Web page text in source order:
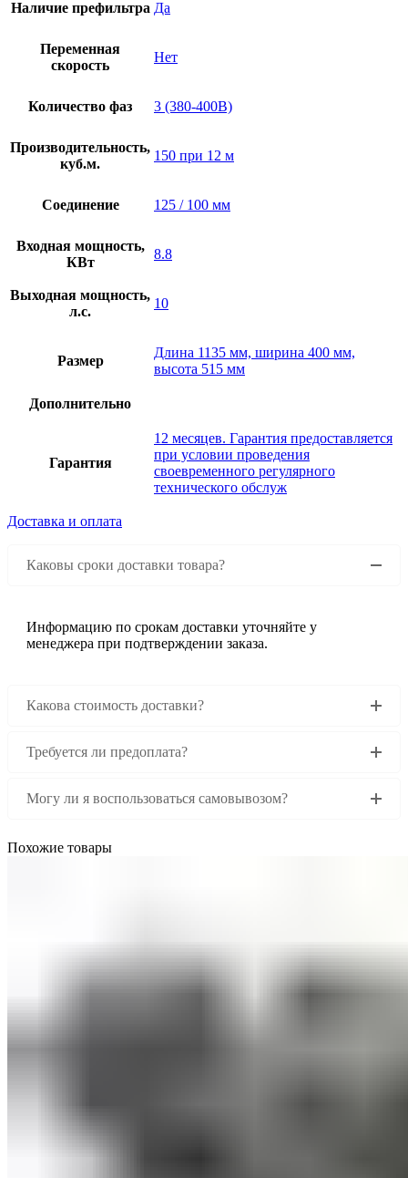
Наличие префильтра Да
Переменная
скорость
Нет
Количество фаз 3 (380-400В)
Производительность,
куб.м.
150 при 12 м
Соединение 125 / 100 мм
Входная мощность,
КВт
8.8
Выходная мощность,
л.с.
10
Размер
Длина 1135 мм, ширина 400 мм,
высота 515 мм
Дополнительно
Гарантия
12 месяцев. Гарантия предоставляется
при условии проведения
своевременного регулярного
технического обслуж
Доставка и оплата
Каковы сроки доставки товара?
Информацию по срокам доставки уточняйте у
менеджера при подтверждении заказа.
Какова стоимость доставки?
Требуется ли предоплата?
Могу ли я воспользоваться самовывозом?
Похожие товары